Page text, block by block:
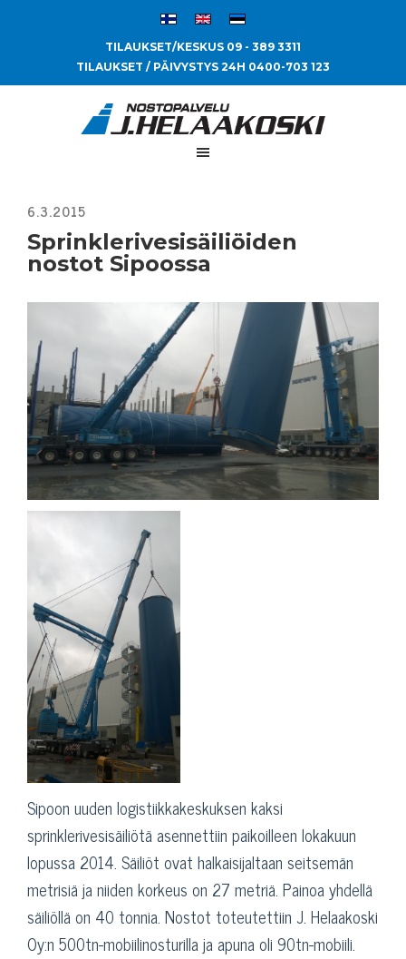
TILAUKSET/KESKUS 09 - 389 3311
TILAUKSET / PÄIVYSTYS 24H 0400-703 123
Sprinklerivesisäiliöiden
nostot Sipoossa
Sipoon uuden logistiikkakeskuksen kaksi
sprinklerivesisäiliötä asennettiin paikoilleen lokakuun
lopussa 2014. Säiliöt ovat halkaisijaltaan seitsemän
metrisiä ja niiden korkeus on 27 metriä. Painoa yhdellä
säiliöllä on 40 tonnia. Nostot toteutettiin J. Helaakoski
Oy:n 500tn-mobiilinosturilla ja apuna oli 90tn-mobiili.